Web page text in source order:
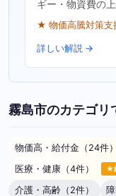
ギー・物資費の
★ 物価高騰対策支
詳しい解説 →
霧島市のカテゴリ
物価高・給付金（24件）
医療・健康（4件） ★
介護・高齢（2件）